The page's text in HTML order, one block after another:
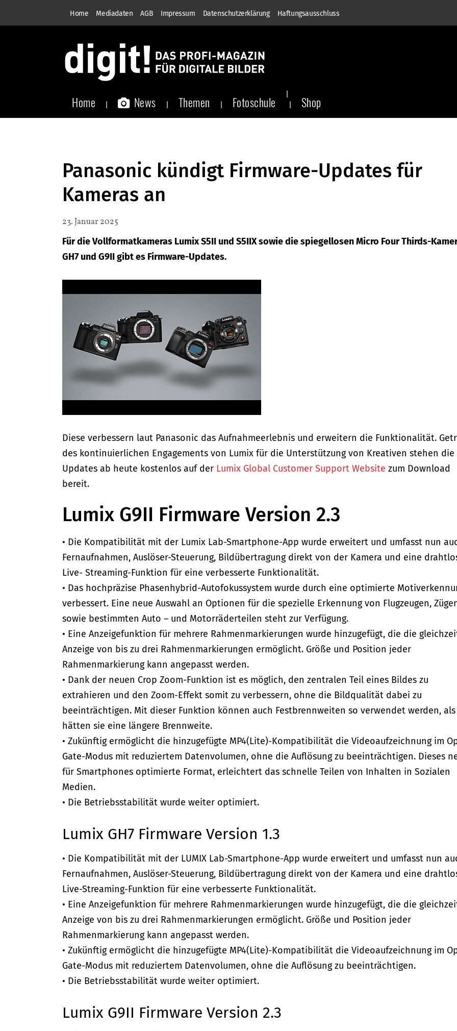
Home Mediadaten AGB Impressum Datenschutzerklärung Haftungsausschluss
Home News Themen Fotoschule Shop
Panasonic kündigt Firmware-Updates für
Kameras an
23. Januar 2025
Für die Vollformatkameras Lumix S5II und S5IIX sowie die spiegellosen Micro Four Thirds-
GH7 und G9II gibt es Firmware-Updates.
Diese verbessern laut Panasonic das Aufnahmeerlebnis und erweitern die Funktionalität.
des kontinuierlichen Engagements von Lumix für die Unterstützung von Kreativen stehen die
Updates ab heute kostenlos auf der Lumix Global Customer Support Website zum Download
bereit.
Lumix G9II Firmware Version 2.3
• Die Kompatibilität mit der Lumix Lab-Smartphone-App wurde erweitert und umfasst nun
Fernaufnahmen, Auslöser-Steuerung, Bildübertragung direkt von der Kamera und eine
Live- Streaming-Funktion für eine verbesserte Funktionalität.
• Das hochpräzise Phasenhybrid-Autofokussystem wurde durch eine optimierte
verbessert. Eine neue Auswahl an Optionen für die spezielle Erkennung von Flugzeugen,
sowie bestimmten Auto – und Motorräderteilen steht zur Verfügung.
• Eine Anzeigefunktion für mehrere Rahmenmarkierungen wurde hinzugefügt, die die
Anzeige von bis zu drei Rahmenmarkierungen ermöglicht. Größe und Position jeder
Rahmenmarkierung kann angepasst werden.
• Dank der neuen Crop Zoom-Funktion ist es möglich, den zentralen Teil eines Bildes zu
extrahieren und den Zoom-Effekt somit zu verbessern, ohne die Bildqualität dabei zu
beeinträchtigen. Mit dieser Funktion können auch Festbrennweiten so verwendet werden, als
hätten sie eine längere Brennweite.
• Zukünftig ermöglicht die hinzugefügte MP4(Lite)-Kompatibilität die Videoaufzeichnung im
Gate-Modus mit reduziertem Datenvolumen, ohne die Auflösung zu beeinträchtigen. Dieses
für Smartphones optimierte Format, erleichtert das schnelle Teilen von Inhalten in Sozialen
Medien.
• Die Betriebsstabilität wurde weiter optimiert.
Lumix GH7 Firmware Version 1.3
• Die Kompatibilität mit der LUMIX Lab-Smartphone-App wurde erweitert und umfasst nun
Fernaufnahmen, Auslöser-Steuerung, Bildübertragung direkt von der Kamera und eine
Live-Streaming-Funktion für eine verbesserte Funktionalität.
• Eine Anzeigefunktion für mehrere Rahmenmarkierungen wurde hinzugefügt, die die
Anzeige von bis zu drei Rahmenmarkierungen ermöglicht. Größe und Position jeder
Rahmenmarkierung kann angepasst werden.
• Zukünftig ermöglicht die hinzugefügte MP4(Lite)-Kompatibilität die Videoaufzeichnung im
Gate-Modus mit reduziertem Datenvolumen, ohne die Auflösung zu beeinträchtigen.
• Die Betriebsstabilität wurde weiter optimiert.
Lumix G9II Firmware Version 2.3